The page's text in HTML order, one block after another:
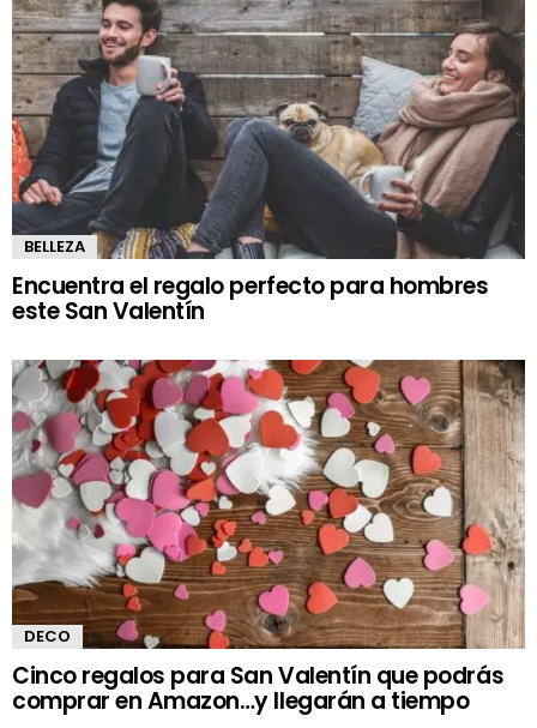
BELLEZA
Encuentra el regalo perfecto para hombres
este San Valentín
DECO
Cinco regalos para San Valentín que podrás
comprar en Amazon…y llegarán a tiempo